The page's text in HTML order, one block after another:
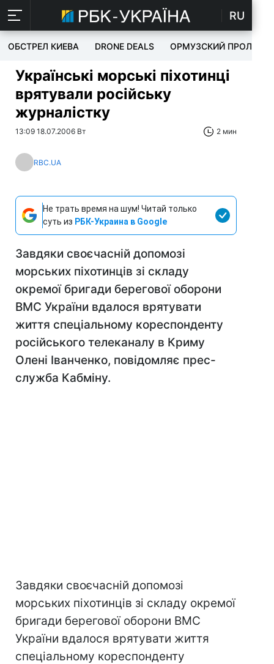
RU
ОБСТРЕЛ КИЕВА DRONE DEALS ОРМУЗСКИЙ ПРОЛИВ
Українські морські піхотинці
врятували російську
журналістку
13:09 18.07.2006 Вт 2 мин
RBC.UA
Не трать время на шум! Читай только
суть из РБК-Украина в Google
Завдяки своєчасній допомозі
морських піхотинців зі складу
окремої бригади берегової оборони
ВМС України вдалося врятувати
життя спеціальному кореспонденту
російського телеканалу в Криму
Олені Іванченко, повідомляє прес-
служба Кабміну.
Завдяки своєчасній допомозі
морських піхотинців зі складу окремої
бригади берегової оборони ВМС
України вдалося врятувати життя
спеціальному кореспонденту